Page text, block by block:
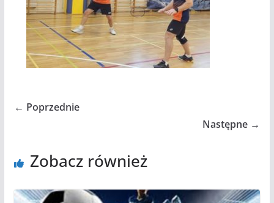
← Poprzednie
Następne →
Zobacz również